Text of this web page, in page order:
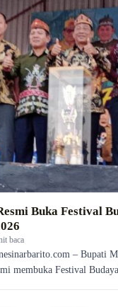
Buka Festival
baca
– Bupati
membuka Festival